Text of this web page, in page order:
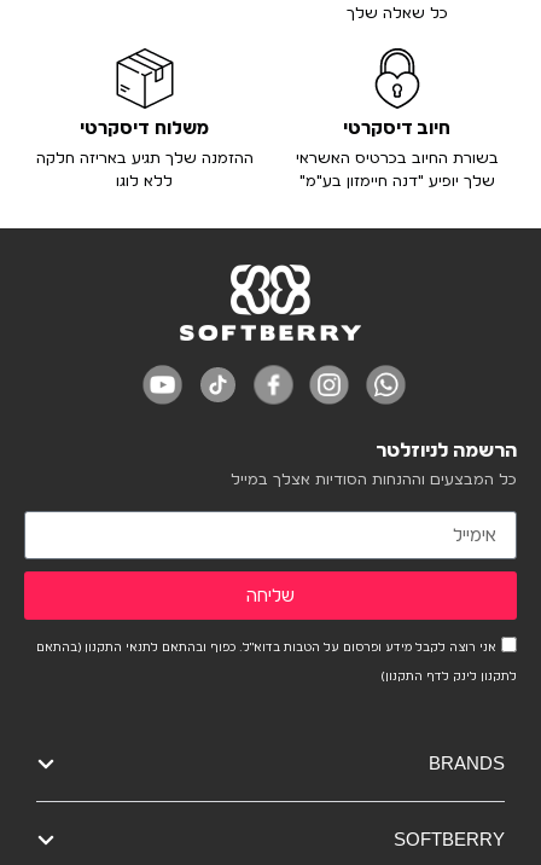
כל שאלה שלך
חיוב דיסקרטי
בשורת החיוב בכרטיס האשראי
שלך יופיע "דנה חיימזון בע"מ"
משלוח דיסקרטי
ההזמנה שלך תגיע באריזה חלקה
ללא לוגו
הרשמה לניוזלטר
כל המבצעים וההנחות הסודיות אצלך במייל
אני רוצה לקבל מידע ופרסום על הטבות בדוא"ל. כפוף ובהתאם לתנאי התקנון (בהתאם
לתקנון לינק לדף התקנון)
שליחה
BRANDS
SOFTBERRY